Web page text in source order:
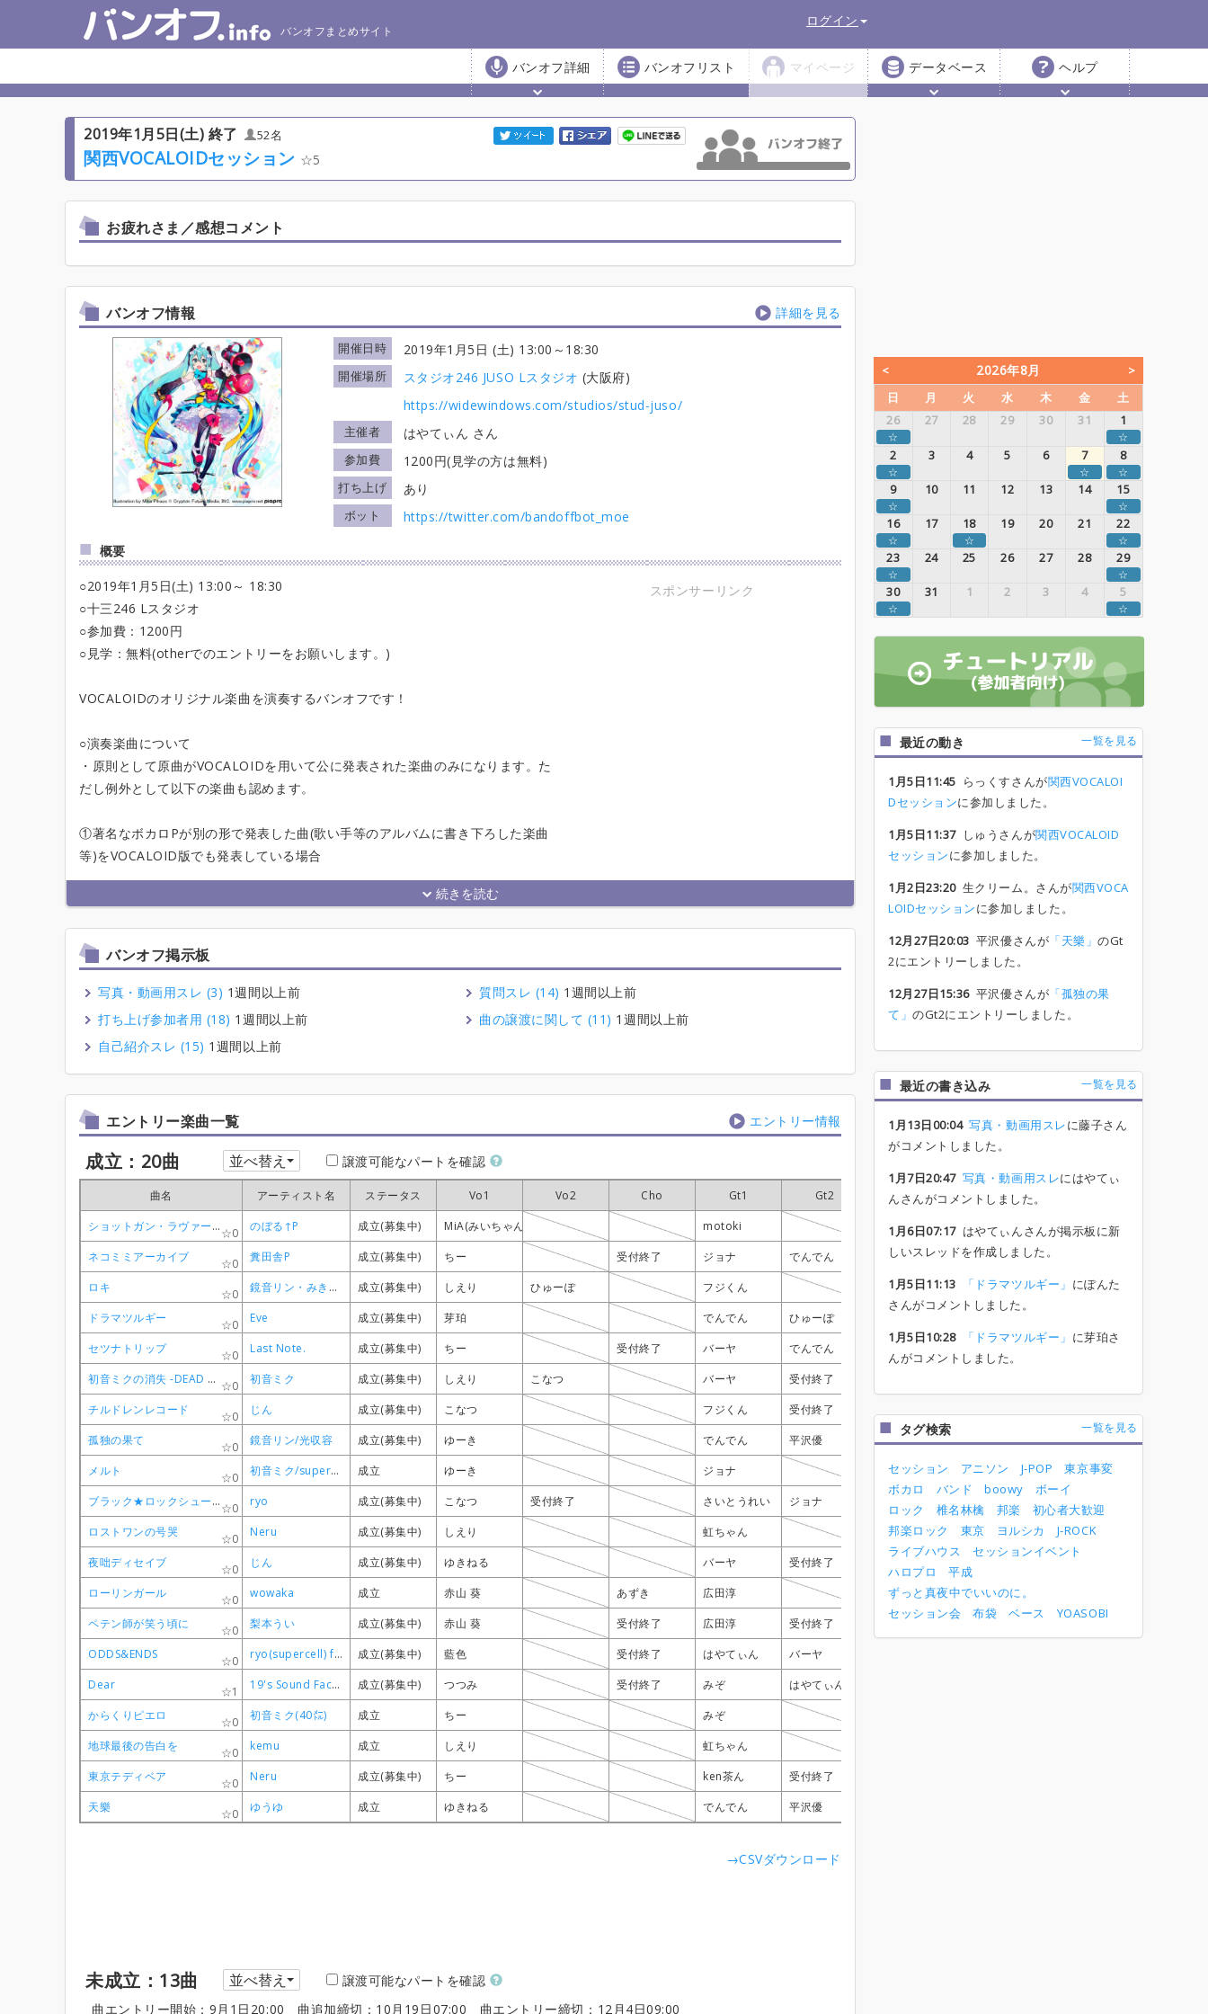
バンオフまとめサイト
ログイン
バンオフ詳細 バンオフリスト マイページ データベース ヘルプ
2019年1月5日(土) 終了 52名
関西VOCALOIDセッション 5
お疲れさま／感想コメント
バンオフ情報 詳細を見る
開催日時 2019年1月5日 (土) 13:00 ～18:30
開催場所 スタジオ246 JUSO Lスタジオ (大阪府)
https://widewindows.com/studios/stud-juso/
主催者 はやてぃん さん
参加費 1200円(見学の方は無料)
打ち上げ あり
ボット
https://twitter.com/bandoffbot_moe
概要
スポンサーリンク
○2019年1月5日(土) 13:00～ 18:30
○十三246 Lスタジオ
○参加費：1200円
○見学：無料(otherでのエントリーをお願いします。)
VOCALOIDのオリジナル楽曲を演奏するバンオフです！
○演奏楽曲について
・原則として原曲がVOCALOIDを用いて公に発表された楽曲のみになります。た
だし例外として以下の楽曲も認めます。
①著名なボカロPが別の形で発表した曲(歌い手等のアルバムに書き下ろした楽曲
等)をVOCALOID版でも発表している場合
バンオフ掲示板
写真・動画用スレ (3) 1週間以上前 質問スレ (14) 1週間以上前
打ち上げ参加者用 (18) 1週間以上前 曲の譲渡に関して (11) 1週間以上前
自己紹介スレ (15) 1週間以上前
エントリー楽曲一覧 エントリー情報
成立：20曲 並べ替え 譲渡可能なパートを確認
曲名 アーティスト名 ステータス Vo1 Vo2 Cho Gt1 Gt2 Ba Dr
ショットガン・ラヴァーズ
0 のぼる↑P 成立(募集中) MiA(みいちゃん) motoki 芽珀 ひゅーぽ
受付終了
ネコミミアーカイブ
0 糞田舎P 成立(募集中) ちー 受付終了 ジョナ でんでん ちゃんのり
shuhei
ロキ
0 鏡音リン・みきとP 成立(募集中) しえり ひゅーぽ フジくん あかねこ shuhei
受付終了
ドラマツルギー
0 Eve 成立(募集中) 芽珀 でんでん ひゅーぽ
セツナトリップ
0 Last Note. 成立(募集中) ちー 受付終了 バーヤ でんでん 虹ちゃん さめしょー
はやてぃん
初音ミクの消失 -DEAD END-
0 初音ミク 成立(募集中) しえり こなつ バーヤ 受付終了
チルドレンレコード
0 じん 成立(募集中) こなつ フジくん 受付終了
孤独の果て
0 鏡音リン/光収容 成立(募集中) ゆーき でんでん 平沢優 ちゃんのり ペクちん 受付終了
受付終了
メルト
0 初音ミク/supercell 成立 ゆーき ジョナ しゃけす ペクちん
レアー
ブラック★ロックシューター
0 ryo 成立(募集中) こなつ 受付終了 さいとうれい ジョナ ペクちん サギ
ロストワンの号哭
0 Neru 成立(募集中) しえり 虹ちゃん サカグチ じゅんたろー 受付終了
夜咄ディセイブ
0 じん 成立(募集中) ゆきねる バーヤ 受付終了 ちゃんのり いっちーまる
ローリンガール
0 wowaka 成立 赤山 葵 あずき 広田淳 ちゃんのり ペクちん
ペテン師が笑う頃に
0 梨本うい 成立(募集中) 赤山 葵 受付終了 広田淳 受付終了 ゆう ＭｒＤＭ＋ＧＦ＋ＫＭ
ODDS&ENDS
0 ryo(supercell) feat.初音ミク 成立(募集中) 藍色 受付終了 はやてぃん バーヤ
Dear
1 19's Sound Factory 成立(募集中) つつみ 受付終了 みぞ はやてぃん
からくりピエロ
0 初音ミク(40㍍) 成立 ちー みぞ
地球最後の告白を
0 kemu 成立 しえり 虹ちゃん
東京テディベア
0 Neru 成立(募集中) ちー ken茶ん 受付終了
天樂
0 ゆうゆ 成立 ゆきねる でんでん 平沢優
曲名 アーティスト名 ステータス Vo1 Vo2 Cho Gt1 Gt2 Ba Dr
ショットガン・ラヴァーズ
0 のぼる↑P 成立(募集中) MiA(みいちゃん) motoki 芽珀 ひゅーぽ
受付終了
ネコミミアーカイブ
0 糞田舎P 成立(募集中) ちー 受付終了 ジョナ でんでん ちゃんのり
shuhei
ロキ
0 鏡音リン・みきとP 成立(募集中) しえり ひゅーぽ フジくん あかねこ shuhei
受付終了
ドラマツルギー
0 Eve 成立(募集中) 芽珀 でんでん ひゅーぽ
セツナトリップ
0 Last Note. 成立(募集中) ちー 受付終了 バーヤ でんでん 虹ちゃん さめしょー
はやてぃん
初音ミクの消失 -DEAD END-
0 初音ミク 成立(募集中) しえり こなつ バーヤ 受付終了
チルドレンレコード
0 じん 成立(募集中) こなつ フジくん 受付終了
孤独の果て
0 鏡音リン/光収容 成立(募集中) ゆーき でんでん 平沢優 ちゃんのり ペクちん 受付終了
受付終了
メルト
0 初音ミク/supercell 成立 ゆーき ジョナ しゃけす ペクちん
レアー
ブラック★ロックシューター
0 ryo 成立(募集中) こなつ 受付終了 さいとうれい ジョナ ペクちん サギ
ロストワンの号哭
0 Neru 成立(募集中) しえり 虹ちゃん サカグチ じゅんたろー 受付終了
夜咄ディセイブ
0 じん 成立(募集中) ゆきねる バーヤ 受付終了 ちゃんのり いっちーまる
ローリンガール
0 wowaka 成立 赤山 葵 あずき 広田淳 ちゃんのり ペクちん
ペテン師が笑う頃に
0 梨本うい 成立(募集中) 赤山 葵 受付終了 広田淳 受付終了 ゆう ＭｒＤＭ＋ＧＦ＋ＫＭ
ODDS&ENDS
0 ryo(supercell) feat.初音ミク 成立(募集中) 藍色 受付終了 はやてぃん バーヤ
Dear
1 19's Sound Factory 成立(募集中) つつみ 受付終了 みぞ はやてぃん
からくりピエロ
0 初音ミク(40㍍) 成立 ちー みぞ
地球最後の告白を
0 kemu 成立 しえり 虹ちゃん
東京テディベア
0 Neru 成立(募集中) ちー ken茶ん 受付終了
天樂
0 ゆうゆ 成立 ゆきねる でんでん 平沢優
曲名 アーティスト名 ステータス Vo1 Vo2 Cho Gt1 Gt2 Ba Dr
ショットガン・ラヴァーズ
0 のぼる↑P 成立(募集中) MiA(みいちゃん) motoki 芽珀 ひゅーぽ
受付終了
ネコミミアーカイブ
0 糞田舎P 成立(募集中) ちー 受付終了 ジョナ でんでん ちゃんのり
shuhei
ロキ
0 鏡音リン・みきとP 成立(募集中) しえり ひゅーぽ フジくん あかねこ shuhei
受付終了
ドラマツルギー
0 Eve 成立(募集中) 芽珀 でんでん ひゅーぽ
セツナトリップ
0 Last Note. 成立(募集中) ちー 受付終了 バーヤ でんでん 虹ちゃん さめしょー
はやてぃん
初音ミクの消失 -DEAD END-
0 初音ミク 成立(募集中) しえり こなつ バーヤ 受付終了
チルドレンレコード
0 じん 成立(募集中) こなつ フジくん 受付終了
孤独の果て
0 鏡音リン/光収容 成立(募集中) ゆーき でんでん 平沢優 ちゃんのり ペクちん 受付終了
受付終了
メルト
0 初音ミク/supercell 成立 ゆーき ジョナ しゃけす ペクちん
レアー
ブラック★ロックシューター
0 ryo 成立(募集中) こなつ 受付終了 さいとうれい ジョナ ペクちん サギ
ロストワンの号哭
0 Neru 成立(募集中) しえり 虹ちゃん サカグチ じゅんたろー 受付終了
夜咄ディセイブ
0 じん 成立(募集中) ゆきねる バーヤ 受付終了 ちゃんのり いっちーまる
ローリンガール
0 wowaka 成立 赤山 葵 あずき 広田淳 ちゃんのり ペクちん
ペテン師が笑う頃に
0 梨本うい 成立(募集中) 赤山 葵 受付終了 広田淳 受付終了 ゆう ＭｒＤＭ＋ＧＦ＋ＫＭ
ODDS&ENDS
0 ryo(supercell) feat.初音ミク 成立(募集中) 藍色 受付終了 はやてぃん バーヤ
Dear
1 19's Sound Factory 成立(募集中) つつみ 受付終了 みぞ はやてぃん
からくりピエロ
0 初音ミク(40㍍) 成立 ちー みぞ
地球最後の告白を
0 kemu 成立 しえり 虹ちゃん
東京テディベア
0 Neru 成立(募集中) ちー ken茶ん 受付終了
天樂
0 ゆうゆ 成立 ゆきねる でんでん 平沢優
曲名 アーティスト名 ステータス Vo1 Vo2 Cho Gt1 Gt2 Ba Dr
ショットガン・ラヴァーズ
0 のぼる↑P 成立(募集中) MiA(みいちゃん) motoki 芽珀 ひゅーぽ
受付終了
ネコミミアーカイブ
0 糞田舎P 成立(募集中) ちー 受付終了 ジョナ でんでん ちゃんのり
shuhei
ロキ
0 鏡音リン・みきとP 成立(募集中) しえり ひゅーぽ フジくん あかねこ shuhei
受付終了
ドラマツルギー
0 Eve 成立(募集中) 芽珀 でんでん ひゅーぽ
セツナトリップ
0 Last Note. 成立(募集中) ちー 受付終了 バーヤ でんでん 虹ちゃん さめしょー
はやてぃん
初音ミクの消失 -DEAD END-
0 初音ミク 成立(募集中) しえり こなつ バーヤ 受付終了
チルドレンレコード
0 じん 成立(募集中) こなつ フジくん 受付終了
孤独の果て
0 鏡音リン/光収容 成立(募集中) ゆーき でんでん 平沢優 ちゃんのり ペクちん 受付終了
受付終了
メルト
0 初音ミク/supercell 成立 ゆーき ジョナ しゃけす ペクちん
レアー
ブラック★ロックシューター
0 ryo 成立(募集中) こなつ 受付終了 さいとうれい ジョナ ペクちん サギ
ロストワンの号哭
0 Neru 成立(募集中) しえり 虹ちゃん サカグチ じゅんたろー 受付終了
夜咄ディセイブ
0 じん 成立(募集中) ゆきねる バーヤ 受付終了 ちゃんのり いっちーまる
ローリンガール
0 wowaka 成立 赤山 葵 あずき 広田淳 ちゃんのり ペクちん
ペテン師が笑う頃に
0 梨本うい 成立(募集中) 赤山 葵 受付終了 広田淳 受付終了 ゆう ＭｒＤＭ＋ＧＦ＋ＫＭ
ODDS&ENDS
0 ryo(supercell) feat.初音ミク 成立(募集中) 藍色 受付終了 はやてぃん バーヤ
Dear
1 19's Sound Factory 成立(募集中) つつみ 受付終了 みぞ はやてぃん
からくりピエロ
0 初音ミク(40㍍) 成立 ちー みぞ
地球最後の告白を
0 kemu 成立 しえり 虹ちゃん
東京テディベア
0 Neru 成立(募集中) ちー ken茶ん 受付終了
天樂
0 ゆうゆ 成立 ゆきねる でんでん 平沢優
→CSVダウンロード
未成立：13曲 並べ替え
譲渡可能なパートを確認
曲エントリー開始：9月1日20:00 曲追加締切：10月19日07:00 曲エントリー締切：12月4日09:00
2026年8月
日 月 火 水 木 金
土
26
27 28 29 30 31 1
☆ ☆
2 3 4 5 6 7 8
☆ ☆ ☆
9 10 11 12 13 14 15
☆ ☆
16 17 18 19 20 21 22
☆ ☆ ☆
23 24 25 26 27 28 29
☆ ☆
30 31 1 2 3 4 5
☆ ☆
最近の動き 一覧を見る
1月5日11:45 らっくすさんが関西VOCALOI
Dセッションに参加しました。
1月5日11:37しゅうさんが関西VOCALOID
セッションに参加しました。
1月2日23:20生クリーム。さんが関西VOCA
LOIDセッションに参加しました。
12月27日20:03 平沢優さんが 「天樂」のGt
2にエントリーしました。
12月27日15:36平沢優さんが 「孤独の果
て」のGt2にエントリーしました。
最近の書き込み 一覧を見る
1月13日00:04 写真・動画用スレに藤子さん
がコメントしました。
1月7日20:47 写真・動画用スレにはやてぃ
んさんがコメントしました。
1月6日07:17はやてぃんさんが掲示板に新
しいスレッドを作成しました。
1月5日11:13
「ドラマツルギー」 にぽんた
さんがコメントしました。
1月5日10:28
「ドラマツルギー」 に芽珀さ
んがコメントしました。
タグ検索 一覧を見る
セッション アニソン J-POP
東京事変
ボカロ
バンド boowy
ボーイ
ロック
椎名林檎 邦楽
初心者大歓迎
邦楽ロック
東京 ヨルシカ
J-ROCK
ライブハウス
セッションイベント
ハロプロ
平成
ずっと真夜中でいいのに。
セッション会
布袋 ベース YOASOBI